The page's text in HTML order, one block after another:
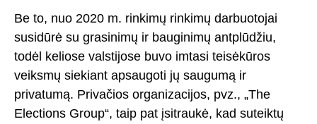
Be to, nuo 2020 m. rinkimų rinkimų darbuotojai
susidūrė su grasinimų ir bauginimų antplūdžiu,
todėl keliose valstijose buvo imtasi teisėkūros
veiksmų siekiant apsaugoti jų saugumą ir
privatumą. Privačios organizacijos, pvz., „The
Elections Group“, taip pat įsitraukė, kad suteiktų